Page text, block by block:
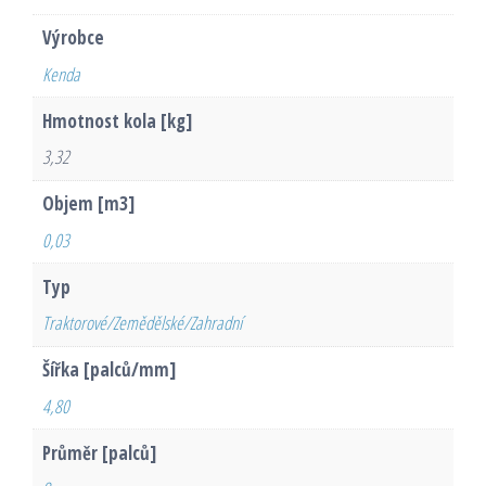
Výrobce
Kenda
Hmotnost kola [kg]
3,32
Objem [m3]
0,03
Typ
Traktorové/Zemědělské/Zahradní
Šířka [palců/mm]
4,80
Průměr [palců]